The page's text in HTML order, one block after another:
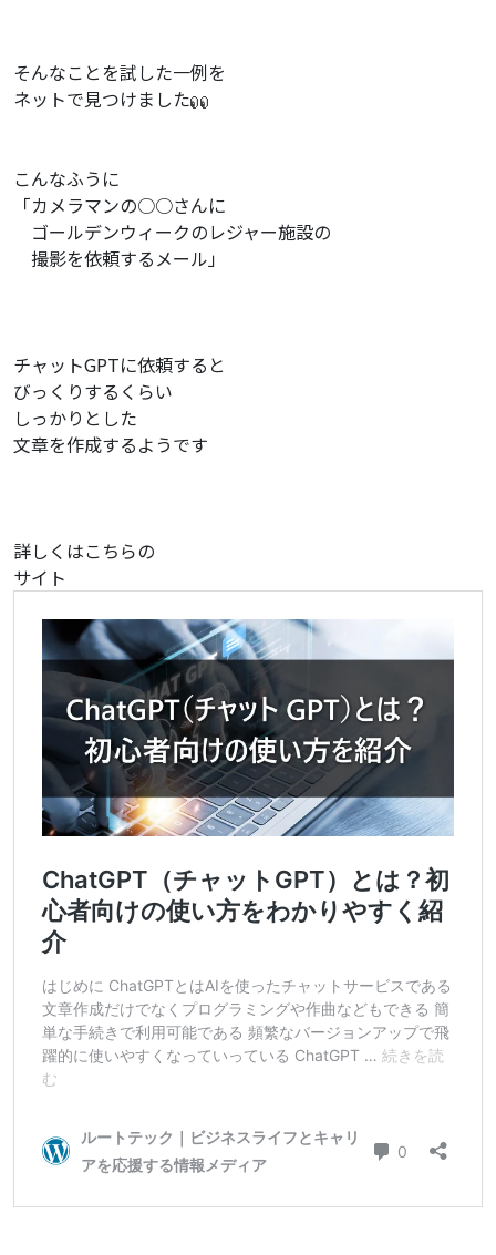
そんなことを試した一例を
ネットで見つけました
こんなふうに
「カメラマンの○○さんに
ゴールデンウィークのレジャー施設の
撮影を依頼するメール」
チャットGPTに依頼すると
びっくりするくらい
しっかりとした
文章を作成するようです
詳しくはこちらの
サイト